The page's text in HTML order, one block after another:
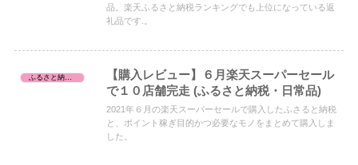
品。楽天ふるさと納税ランキングでも上位になっている返
礼品です.。
ふるさと納税レビュー
【購入レビュー】６月楽天スーパーセール
で１０店舗完走 (ふるさと納税・日常品)
2021年６月の楽天スーパーセールで購入したふさると納税
と、ポイント稼ぎ目的かつ必要なモノをまとめて購入しま
した。